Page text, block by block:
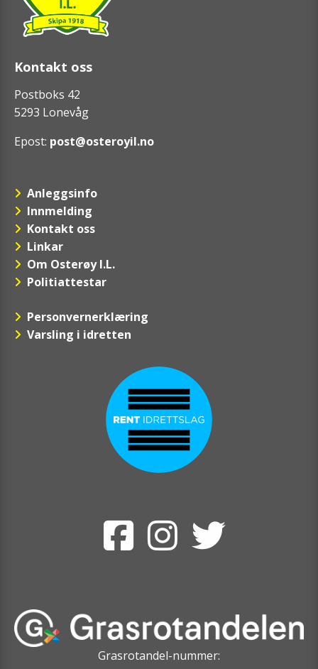
Kontakt oss
Postboks 42
5293 Lonevåg
Epost: post@osteroyil.no
Anleggsinfo
Innmelding
Kontakt oss
Linkar
Om Osterøy I.L.
Politiattestar
Personvernerklæring
Varsling i idretten
Grasrotandel-nummer: